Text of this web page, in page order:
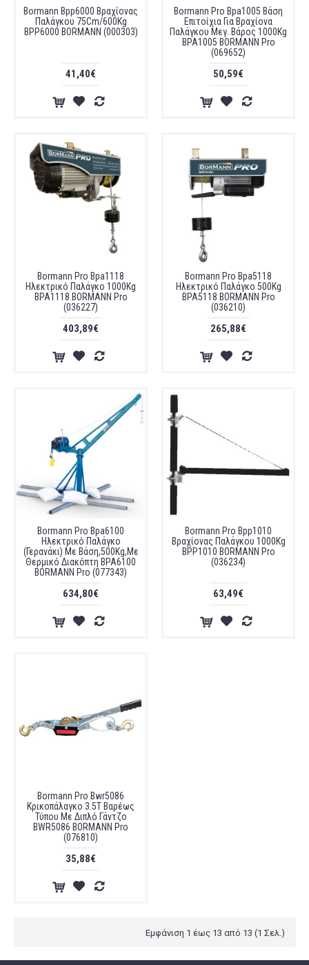
Bormann Bpp6000 Βραχίονας
Παλάγκου 75Cm/600Kg
BPP6000 BORMANN (000303)
41,40€
Bormann Pro Bpa1005 Βάση
Επιτοίχια Για Βραχίονα
Παλάγκου Μεγ. Βάρος 1000Kg
BPA1005 BORMANN Pro
(069652)
50,59€
Bormann Pro Bpa1118
Ηλεκτρικό Παλάγκο 1000Kg
BPA1118 BORMANN Pro
(036227)
403,89€
Bormann Pro Bpa5118
Ηλεκτρικό Παλάγκο 500Kg
BPA5118 BORMANN Pro
(036210)
265,88€
Bormann Pro Bpa6100
Ηλεκτρικό Παλάγκο
(Γερανάκι) Με Βάση,500Kg,Με
Θερμικό Διακόπτη BPA6100
BORMANN Pro (077343)
634,80€
Bormann Pro Bpp1010
Βραχίονας Παλάγκου 1000Kg
BPP1010 BORMANN Pro
(036234)
63,49€
Bormann Pro Bwr5086
Κρικοπάλαγκο 3.5Τ Βαρέως
Τύπου Με Διπλό Γάντζο
BWR5086 BORMANN Pro
(076810)
35,88€
Εμφάνιση 1 έως 13 από 13 (1 Σελ.)